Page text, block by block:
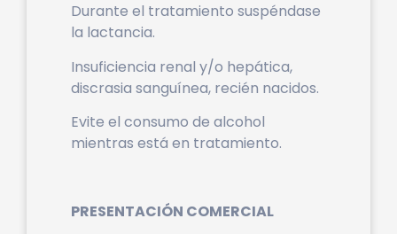
Durante el tratamiento suspéndase
la lactancia.
Insuficiencia renal y/o hepática,
discrasia sanguínea, recién nacidos.
Evite el consumo de alcohol
mientras está en tratamiento.
PRESENTACIÓN COMERCIAL